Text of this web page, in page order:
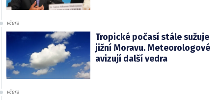
včera
Tropické počasí stále sužuje
jižní Moravu. Meteorologové
avizují další vedra
včera